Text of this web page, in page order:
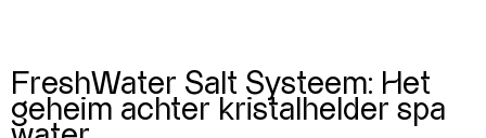
FreshWater Salt Systeem: Het
geheim achter kristalhelder spa